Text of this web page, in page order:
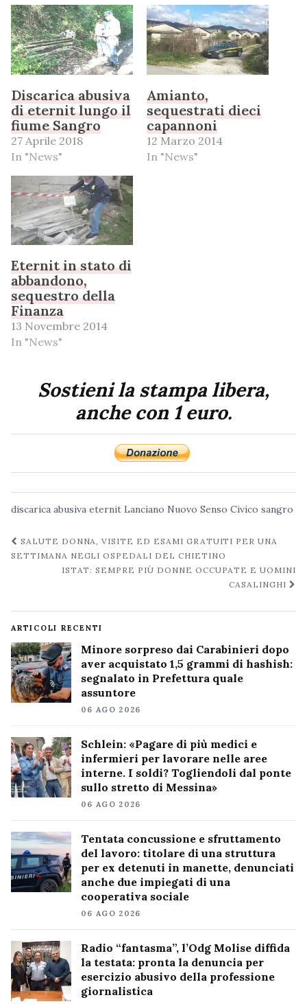
Discarica abusiva
di eternit lungo il
fiume Sangro
27 Aprile 2018
In "News"
Amianto,
sequestrati dieci
capannoni
12 Marzo 2014
In "News"
Eternit in stato di
abbandono,
sequestro della
Finanza
13 Novembre 2014
In "News"
Sostieni la stampa libera,
anche con 1 euro.
discarica abusiva eternit Lanciano Nuovo Senso Civico sangro
Navigazione
post
SALUTE DONNA, VISITE ED ESAMI GRATUITI PER UNA
SETTIMANA NEGLI OSPEDALI DEL CHIETINO
ISTAT: SEMPRE PIÙ DONNE OCCUPATE E UOMINI
CASALINGHI
ARTICOLI RECENTI
Minore sorpreso dai Carabinieri dopo
aver acquistato 1,5 grammi di hashish:
segnalato in Prefettura quale
assuntore
06 AGO 2026
Schlein: «Pagare di più medici e
infermieri per lavorare nelle aree
interne. I soldi? Togliendoli dal ponte
sullo stretto di Messina»
06 AGO 2026
Tentata concussione e sfruttamento
del lavoro: titolare di una struttura
per ex detenuti in manette, denunciati
anche due impiegati di una
cooperativa sociale
06 AGO 2026
Radio “fantasma”, l’Odg Molise diffida
la testata: pronta la denuncia per
esercizio abusivo della professione
giornalistica